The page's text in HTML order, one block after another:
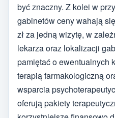
być znaczny. Z kolei w
gabinetów ceny wahają
zł za jedną wizytę, w
lekarza oraz lokalizacji
pamiętać o ewentualnych
terapią farmakologiczną
wsparcia
oferują pakiety